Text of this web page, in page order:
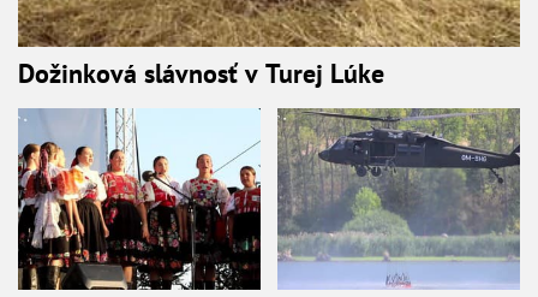
Dožinková slávnosť v Turej Lúke